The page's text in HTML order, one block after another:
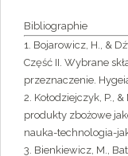
Bibliographie
1. Bojarowicz, H., &
Część II. Wybrane
przeznaczenie.
2. Kołodziejczyk, P.,
produkty zbożowe
nauka-technologia-
3. Bienkiewicz, M.,